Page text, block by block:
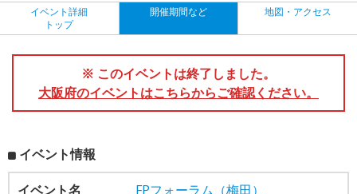
イベント詳細
トップ
開催期間など 地図・アクセス
※ このイベントは終了しました。
大阪府のイベントはこちらからご確認ください。
イベント情報
イベント名
FPフォーラム（梅田）